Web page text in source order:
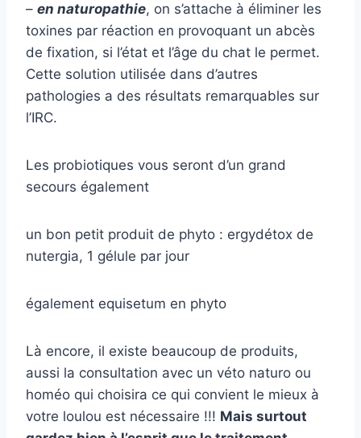
– en naturopathie, on s’attache à éliminer les
toxines par réaction en provoquant un abcès
de fixation, si l’état et l’âge du chat le permet.
Cette solution utilisée dans d’autres
pathologies a des résultats remarquables sur
l’IRC.
Les probiotiques vous seront d’un grand
secours également
un bon petit produit de phyto : ergydétox de
nutergia, 1 gélule par jour
également equisetum en phyto
Là encore, il existe beaucoup de produits,
aussi la consultation avec un véto naturo ou
homéo qui choisira ce qui convient le mieux à
votre loulou est nécessaire !!! Mais surtout